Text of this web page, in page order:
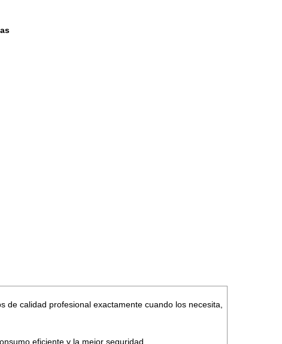
calidad profesional exactamente cuando los necesita,
eficiente y la mejor seguridad.